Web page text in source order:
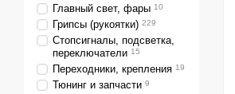
Главный свет, фары 10
Грипсы (рукоятки) 229
Стопсигналы, подсветка,
переключатели 15
Переходники, крепления 19
Тюнинг и запчасти 9